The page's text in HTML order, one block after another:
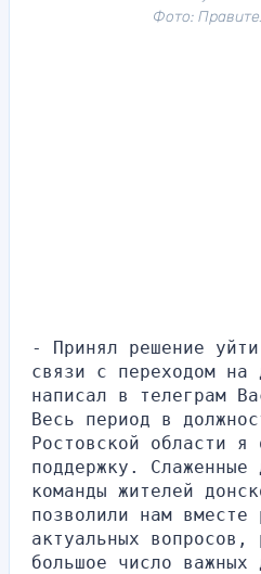
Фото:
- Принял решение
связи с переходом
написал в телеграм
Весь период в
Ростовской области я
поддержку. Слаженные
команды жителей
позволили нам вместе
актуальных вопросов,
большое число важных